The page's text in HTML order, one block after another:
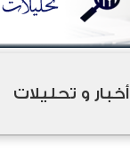
أخبار و تحليلات